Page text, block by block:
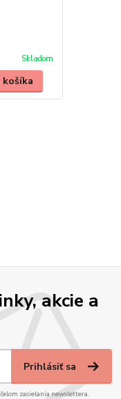
Skladom
akcie a
Prihlásiť sa
zasielania newslettera.